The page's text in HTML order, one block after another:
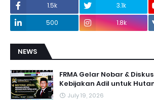
1.5k 3.1k
500
1.8k
NEWS
FRMA Gelar Nobar &
Kebijakan Adil untuk
July 19, 2026